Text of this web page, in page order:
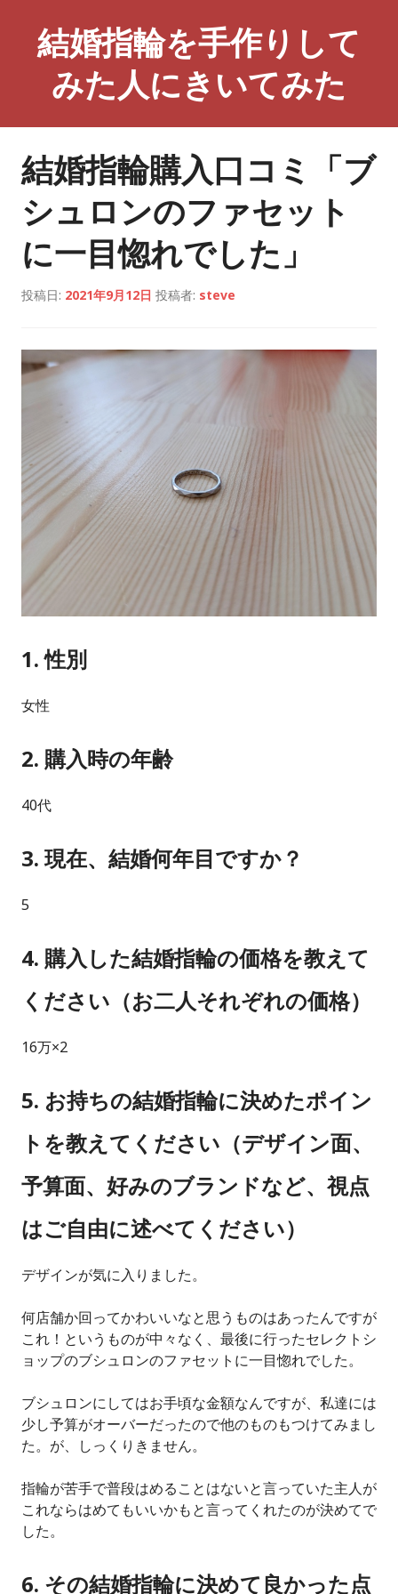
結婚指輪を手作りして
みた人にきいてみた
結婚指輪購入口コミ「ブ
シュロンのファセット
に一目惚れでした」
投稿日: 2021年9月12日 投稿者: steve
1. 性別
女性
2. 購入時の年齢
40代
3. 現在、結婚何年目ですか？
5
4. 購入した結婚指輪の価格を教えて
ください（お二人それぞれの価格）
16万×2
5. お持ちの結婚指輪に決めたポイン
トを教えてください（デザイン面、
予算面、好みのブランドなど、視点
はご自由に述べてください）
デザインが気に入りました。
何店舗か回ってかわいいなと思うものはあったんですが
これ！というものが中々なく、最後に行ったセレクトシ
ョップのブシュロンのファセットに一目惚れでした。
ブシュロンにしてはお手頃な金額なんですが、私達には
少し予算がオーバーだったので他のものもつけてみまし
た。が、しっくりきません。
指輪が苦手で普段はめることはないと言っていた主人が
これならはめてもいいかもと言ってくれたのが決めてで
した。
6. その結婚指輪に決めて良かった点